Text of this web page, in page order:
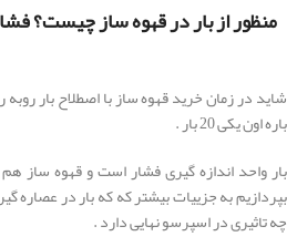
منظور از بار در قهوه ساز چیست؟
باره اون یکی 20 بار .
بار واحد اندازه گیری فشار است و قهوه ساز
بپردازیم به جزییات بیشتر که که بار در
چه تاثیری در اسپرسو نهایی دارد .